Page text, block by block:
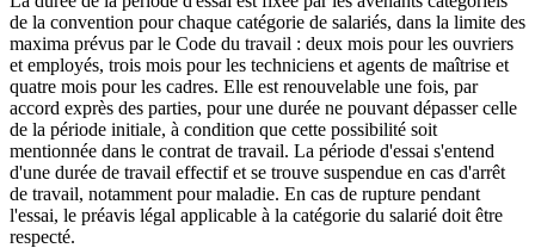
de la convention pour chaque catégorie de salariés, dans la limite des
maxima prévus par le Code du travail : deux mois pour les ouvriers
et employés, trois mois pour les techniciens et agents de maîtrise et
quatre mois pour les cadres. Elle est renouvelable une fois, par
accord exprès des parties, pour une durée ne pouvant dépasser celle
de la période initiale, à condition que cette possibilité soit
mentionnée dans le contrat de travail. La période d'essai s'entend
d'une durée de travail effectif et se trouve suspendue en cas d'arrêt
de travail, notamment pour maladie. En cas de rupture pendant
l'essai, le préavis légal applicable à la catégorie du salarié doit être
respecté.